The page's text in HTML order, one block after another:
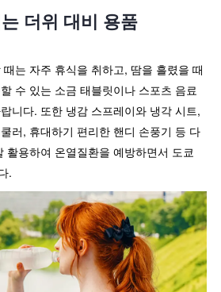
더위 대비 용품
는 자주 휴식을 취하고, 땀을 흘렸을 때
수 있는 소금 태블릿이나 스포츠 음료
니다. 또한 냉감 스프레이와 냉각 시트,
러, 휴대하기 편리한 핸디 손풍기 등 다
활용하여 온열질환을 예방하면서 도쿄
.